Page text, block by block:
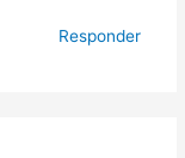
Responder